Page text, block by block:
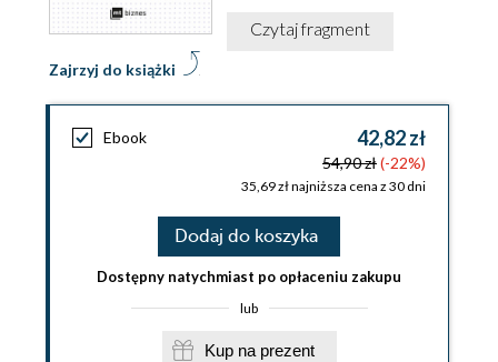
Zajrzyj do książki
Czytaj fragment
Ebook 42,82 zł
54,90 zł(-22%)
35,69 zł najniższa cena z 30 dni
Dodaj do koszyka
Dostępny natychmiast po opłaceniu zakupu
lub
Kup na prezent